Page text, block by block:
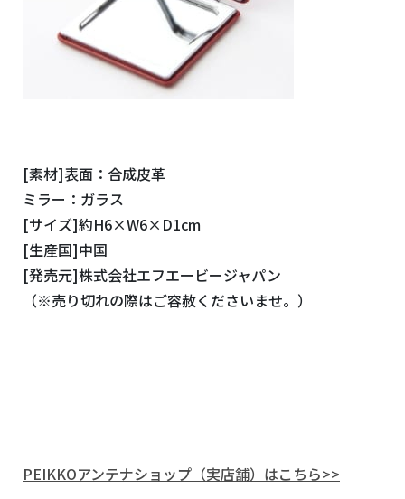
[素材]表面：合成皮革
ミラー：ガラス
[サイズ]約H6×W6×D1cm
[生産国]中国
[発売元]株式会社エフエービージャパン
（※売り切れの際はご容赦くださいませ。）
PEIKKOアンテナショップ（実店舗）はこちら>>